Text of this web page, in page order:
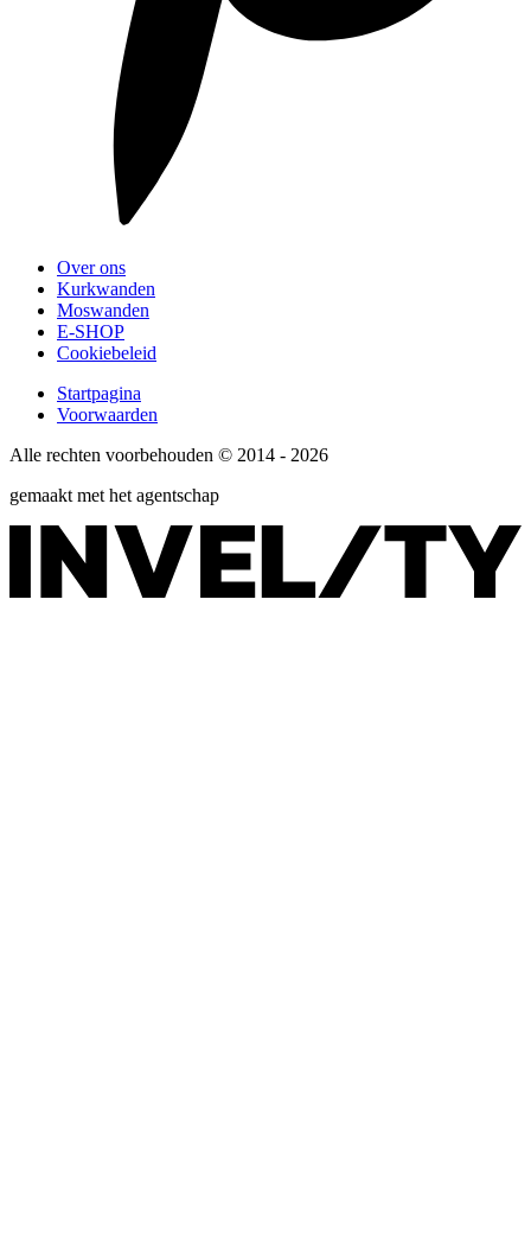
Over ons
Kurkwanden
Moswanden
E-SHOP
Cookiebeleid
Startpagina
Voorwaarden
Alle rechten voorbehouden © 2014 - 2026
gemaakt met het agentschap